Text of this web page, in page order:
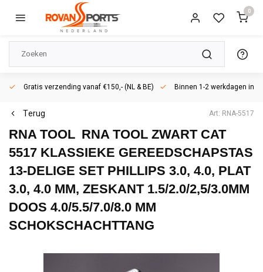
0
Gratis verzending vanaf €150,- (NL & BE) Binnen 1-2 werkdagen in
Terug Art: RNA-5517
RNA TOOL RNA TOOL ZWART CAT
5517 KLASSIEKE GEREEDSCHAPSTAS
13-DELIGE SET PHILLIPS 3.0, 4.0, PLAT
3.0, 4.0 MM, ZESKANT 1.5/2.0/2,5/3.0MM
DOOS 4.0/5.5/7.0/8.0 MM
SCHOKSCHACHTTANG